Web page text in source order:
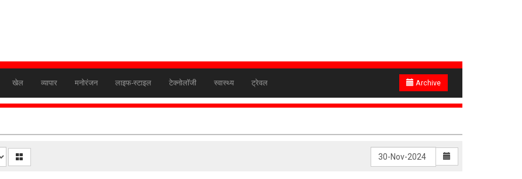
खेल व्यापार मनोरंजन लाइफ-स्टाइल टेक्नोलॉजी स्वास्थ्य ट्रेवल Archive